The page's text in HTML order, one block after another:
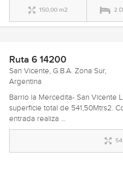
150,00 m2 2
Ruta 6 14200
San Vicente, G.B.A. Zona Sur,
Argentina
Barrio la Mercedita- San Vicente
superficie total de 541,50Mtrs2.
entrada realiza ...